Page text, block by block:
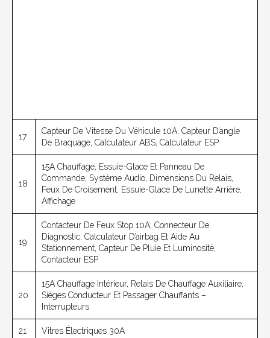
17
Capteur De Vitesse Du Véhicule 10A, Capteur D’angle
De Braquage, Calculateur ABS, Calculateur ESP
18
15A Chauffage, Essuie-Glace Et Panneau De
Commande, Système Audio, Dimensions Du Relais,
Feux De Croisement, Essuie-Glace De Lunette Arrière,
Affichage
19
Contacteur De Feux Stop 10A, Connecteur De
Diagnostic, Calculateur D’airbag Et Aide Au
Stationnement, Capteur De Pluie Et Luminosité,
Contacteur ESP
20
15A Chauffage Intérieur, Relais De Chauffage Auxiliaire,
Sièges Conducteur Et Passager Chauffants –
Interrupteurs
21 Vitres Électriques 30A